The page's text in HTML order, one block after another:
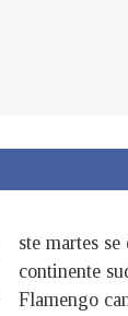
ste martes
continente
Flamengo